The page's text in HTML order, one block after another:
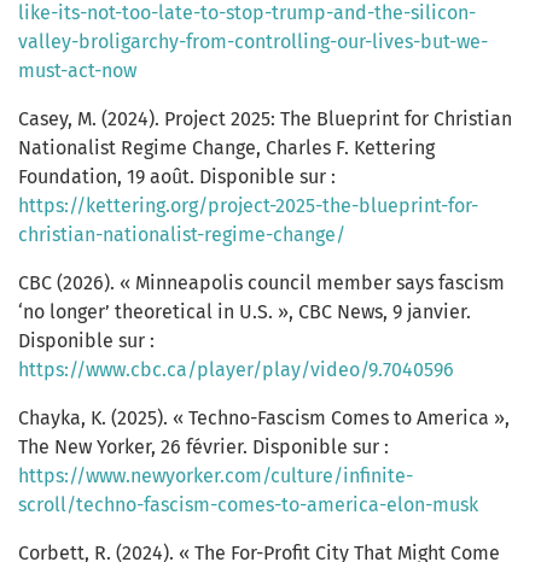
like-its-not-too-late-to-stop-trump-and-the-silicon-
valley-broligarchy-from-controlling-our-lives-but-we-
must-act-now
Casey, M. (2024). Project 2025: The Blueprint for Christian
Nationalist Regime Change, Charles F. Kettering
Foundation, 19 août. Disponible sur :
https://kettering.org/project-2025-the-blueprint-for-
christian-nationalist-regime-change/
CBC (2026). « Minneapolis council member says fascism
‘no longer’ theoretical in U.S. », CBC News, 9 janvier.
Disponible sur :
https://www.cbc.ca/player/play/video/9.7040596
Chayka, K. (2025). « Techno-Fascism Comes to America »,
The New Yorker, 26 février. Disponible sur :
https://www.newyorker.com/culture/infinite-
scroll/techno-fascism-comes-to-america-elon-musk
Corbett, R. (2024). « The For-Profit City That Might Come